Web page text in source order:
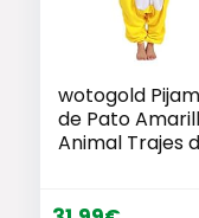
wotogold
de Pato
Animal Trajes